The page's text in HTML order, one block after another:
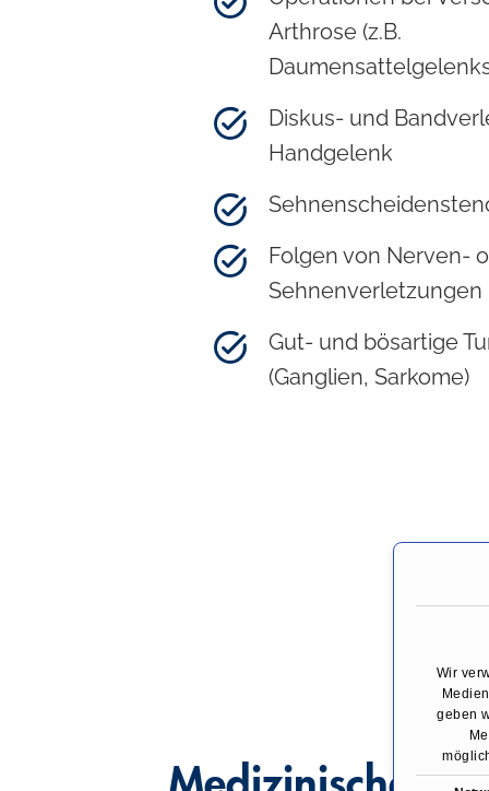
Wir
geben
Arthrose (z.B.
Diskus- und
Handgelenk
Folgen von Nerven-
Sehnenverletzungen
Gut- und bösartige
(Ganglien, Sarkome)